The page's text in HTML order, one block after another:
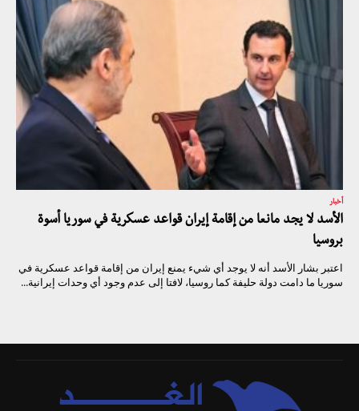
أخبار
الأسد لا يجد مانعا من إقامة إيران قواعد عسكرية في سوريا أسوة
بروسيا
اعتبر بشار الأسد أنه لا يوجد أي شيء يمنع إيران من إقامة قواعد عسكرية في
سوريا ما دامت دولة حليفة كما روسيا، لافتا إلى عدم وجود أي وحدات إيرانية...